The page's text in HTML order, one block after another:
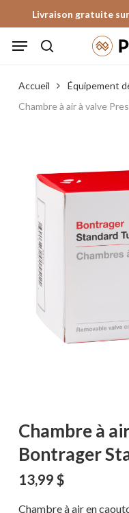
to
main
Livraison gratuite
Menu
Accueil Équipement
Chambre à air à valve
Chambre à
Bontrager
13,99 $
Chambre à air en